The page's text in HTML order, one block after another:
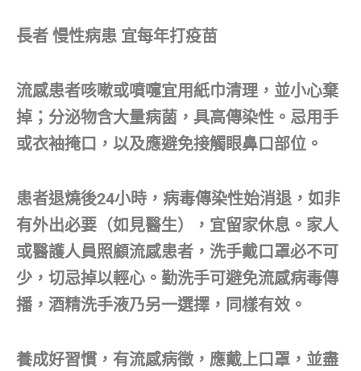
長者 慢性病患 宜每年打疫苗
流感患者咳嗽或噴嚏宜用紙巾清理，並小心棄
掉；分泌物含大量病菌，具高傳染性。忌用手
或衣袖掩口，以及應避免接觸眼鼻口部位。
患者退燒後24小時，病毒傳染性始消退，如非
有外出必要（如見醫生），宜留家休息。家人
或醫護人員照顧流感患者，洗手戴口罩必不可
少，切忌掉以輕心。勤洗手可避免流感病毒傳
播，酒精洗手液乃另一選擇，同樣有效。
養成好習慣，有流感病徵，應戴上口罩，並盡